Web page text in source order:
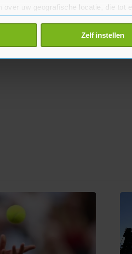
over uw geografische locatie, die tot
door het actief te scannen op
gegevens worden verwerkt en
of intrekken in de
Zelf instellen